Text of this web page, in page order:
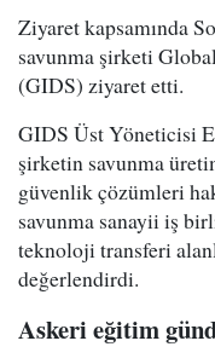
Ziyaret kapsamında
savunma şirketi
(GIDS) ziyaret etti.
GIDS Üst Yöneticisi
şirketin savunma
güvenlik çözümleri
savunma sanayii iş
teknoloji transferi
değerlendirdi.
Askeri eğitim